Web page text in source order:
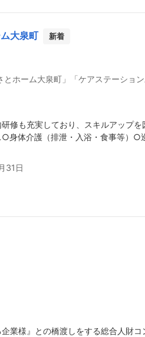
大泉町 新着
ホーム大泉町」「ケアステーション
修も充実しており、スキルアップ
○身体介護（排泄・入浴・食事等）
31日
業様』との橋渡しをする総合人財